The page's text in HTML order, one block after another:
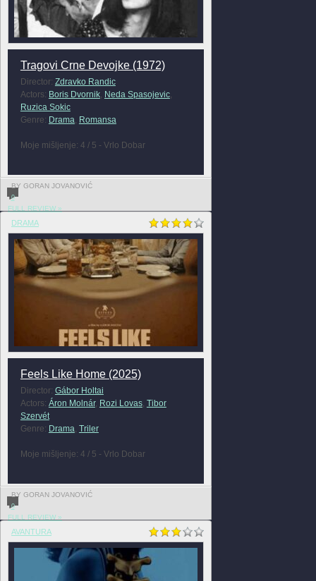
Tragovi Crne Devojke (1972)
Director: Zdravko Randic
Actors: Boris Dvornik, Neda Spasojevic,
Ruzica Sokic
Genre: Drama Romansa
Moje mišljenje: 4 / 5 - Vrlo Dobar
BY GORAN JOVANOVIĆ
0
FULL REVIEW »
DRAMA
Feels Like Home (2025)
Director: Gábor Holtai
Actors: Áron Molnár, Rozi Lovas, Tibor
Szervét
Genre: Drama Triler
Moje mišljenje: 4 / 5 - Vrlo Dobar
BY GORAN JOVANOVIĆ
0
FULL REVIEW »
AVANTURA